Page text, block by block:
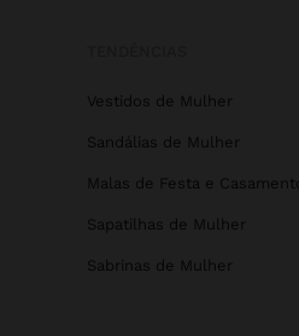
Vestidos de Mulher
Sandálias de Mulher
Malas de Festa e
Sapatilhas de Mulher
Sabrinas de Mulher